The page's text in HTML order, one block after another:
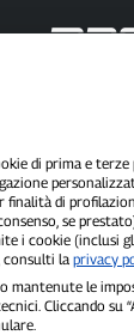
è una Testata
numero 1/
Alessandro
Privacy Policy
è successo
Copyright ©
di prima e terze
di
se
i cookie (inclusi
consulti la privacy
mantenute le
Cliccando su